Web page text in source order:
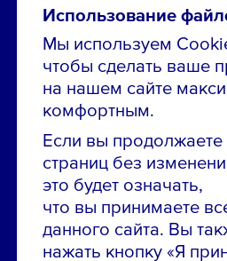
Использование
Мы используем
чтобы сделать ваше
на нашем сайте
комфортным.
Если вы
страниц без
это будет означать,
что вы принимаете
данного сайта. Вы
нажать кнопку «Я
Остались вопросы по
Звони в контакт-центр:
8 800 700-19-43
Сообщить об ошибке на сайте
ПАО «ГМК «Норильский
Использование материалов
без согласования